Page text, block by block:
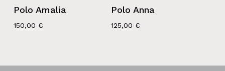
Polo Amalia
150,00 €
Polo Anna
125,00€